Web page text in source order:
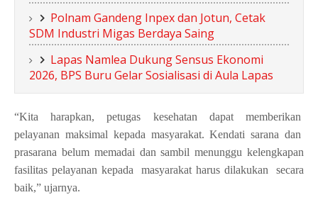
Polnam Gandeng Inpex dan Jotun, Cetak
SDM Industri Migas Berdaya Saing
Lapas Namlea Dukung Sensus Ekonomi
2026, BPS Buru Gelar Sosialisasi di Aula Lapas
“Kita harapkan, petugas kesehatan dapat memberikan
pelayanan maksimal kepada masyarakat. Kendati sarana dan
prasarana belum memadai dan sambil menunggu kelengkapan
fasilitas pelayanan kepada
masyarakat harus dilakukan
secara
baik,” ujarnya.